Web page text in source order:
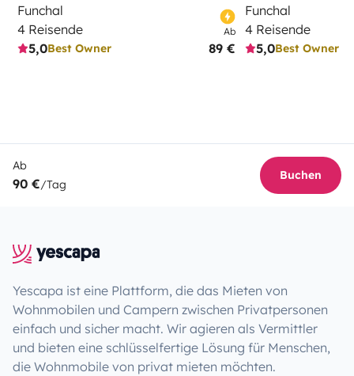
Funchal
4 Reisende
5,0Best Owner
Ab
89 €
Funchal
4 Reisende
5,0Best Owner
Ab
90 €/Tag
Buchen
Yescapa ist eine Plattform, die das Mieten von
Wohnmobilen und Campern zwischen Privatpersonen
einfach und sicher macht. Wir agieren als Vermittler
und bieten eine schlüsselfertige Lösung für Menschen,
die Wohnmobile von privat mieten möchten.